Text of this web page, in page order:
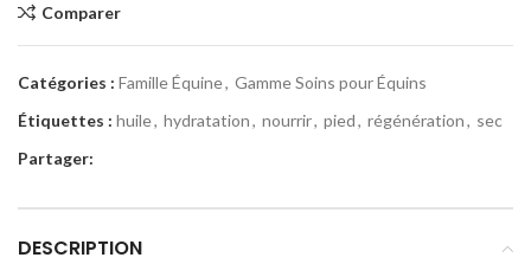
Comparer
Catégories : Famille Équine, Gamme Soins pour Équins
Étiquettes : huile, hydratation, nourrir, pied, régénération, sec
Partager:
DESCRIPTION